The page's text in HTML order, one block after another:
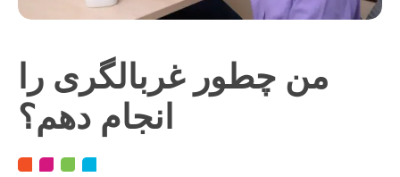
من چطور غربالگری را
انجام دهم؟